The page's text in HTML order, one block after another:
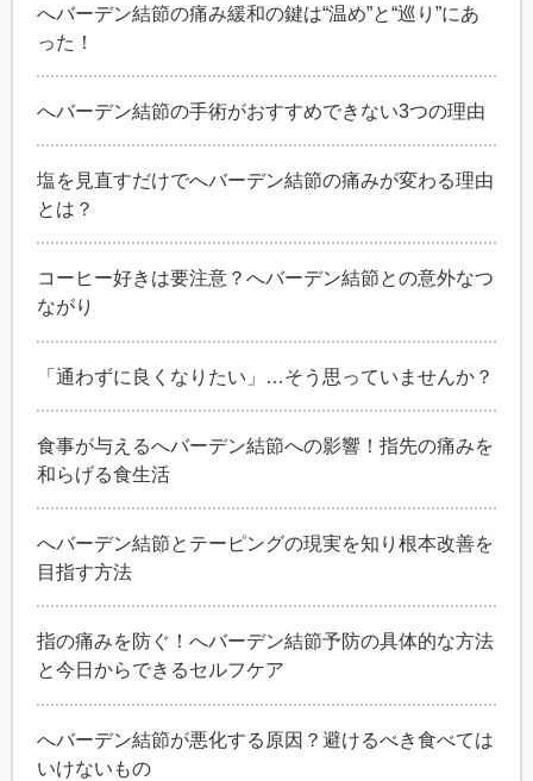
へバーデン結節の痛み緩和の鍵は“温め”と“巡り”にあ
った！
へバーデン結節の手術がおすすめできない3つの理由
塩を見直すだけでへバーデン結節の痛みが変わる理由
とは？
コーヒー好きは要注意？へバーデン結節との意外なつ
ながり
「通わずに良くなりたい」…そう思っていませんか？
食事が与えるへバーデン結節への影響！指先の痛みを
和らげる食生活
へバーデン結節とテーピングの現実を知り根本改善を
目指す方法
指の痛みを防ぐ！へバーデン結節予防の具体的な方法
と今日からできるセルフケア
へバーデン結節が悪化する原因？避けるべき食べては
いけないもの